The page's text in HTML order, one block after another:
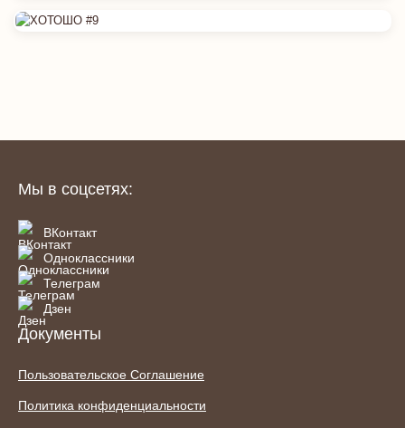
Мы в соцсетях:
ВКонтакт
Одноклассники
Телеграм
Дзен
Документы
Пользовательское Соглашение
Политика конфиденциальности